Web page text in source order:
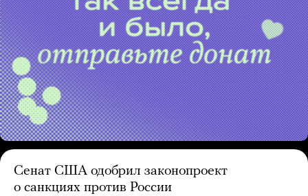
Сенат США одобрил законопроект
о санкциях против России